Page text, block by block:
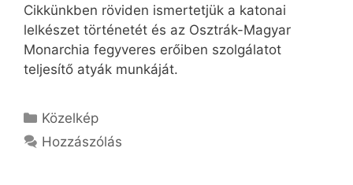
Cikkünkben röviden ismertetjük a katonai
lelkészet történetét és az Osztrák-Magyar
Monarchia fegyveres erőiben szolgálatot
teljesítő atyák munkáját.
Kategória
Közelkép
Hozzászólás